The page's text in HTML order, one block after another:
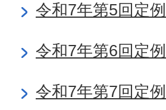
令和7年第5回定
令和7年第6回定
令和7年第7回定